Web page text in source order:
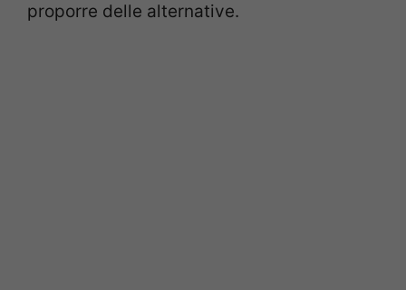
proporre delle alternative.